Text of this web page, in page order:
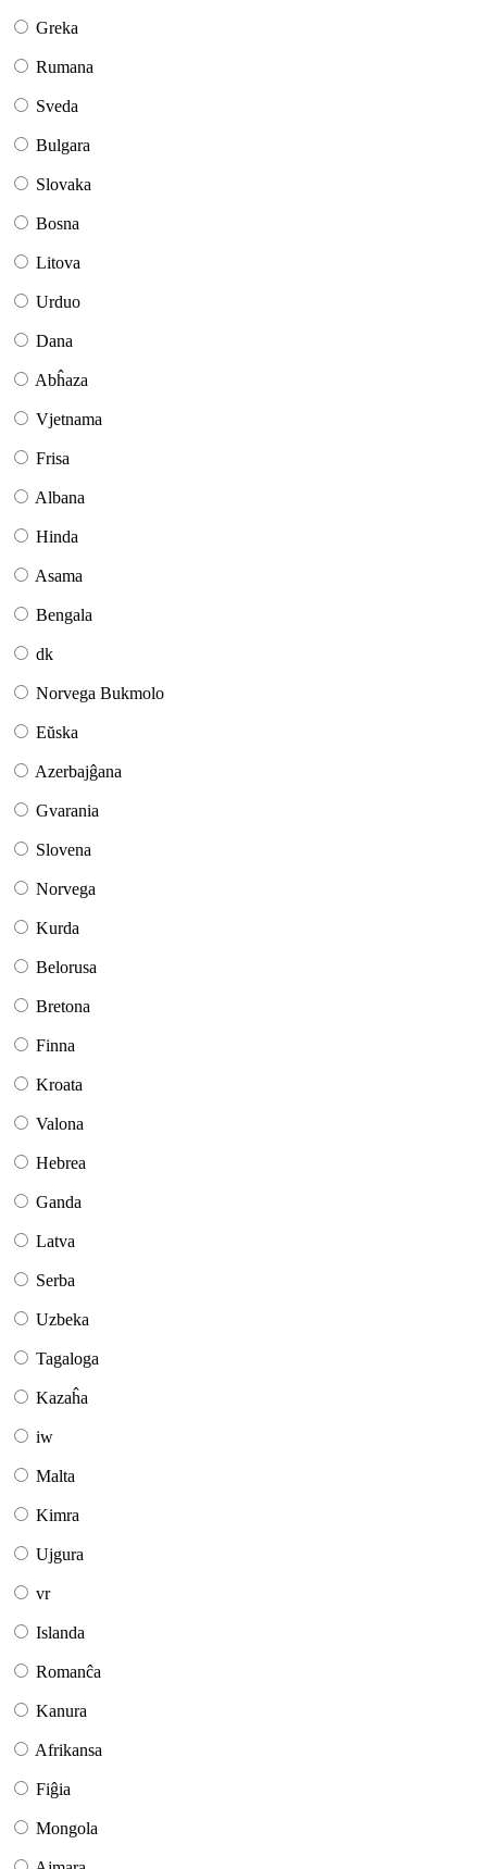
Greka
Rumana
Sveda
Bulgara
Slovaka
Bosna
Litova
Urduo
Dana
Abĥaza
Vjetnama
Frisa
Albana
Hinda
Asama
Bengala
dk
Norvega Bukmolo
Eŭska
Azerbajĝana
Gvarania
Slovena
Norvega
Kurda
Belorusa
Bretona
Finna
Kroata
Valona
Hebrea
Ganda
Latva
Serba
Uzbeka
Tagaloga
Kazaĥa
iw
Malta
Kimra
Ujgura
vr
Islanda
Romanĉa
Kanura
Afrikansa
Fiĝia
Mongola